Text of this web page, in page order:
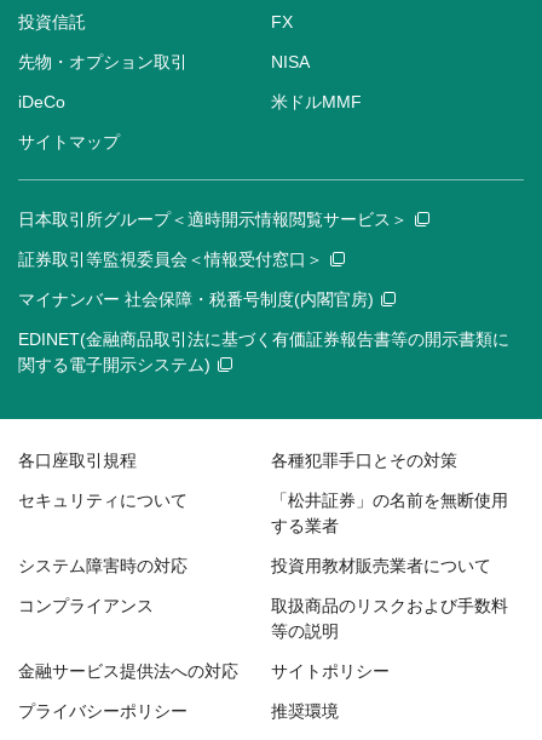
投資信託 FX
先物・オプション取引 NISA
iDeCo 米ドルMMF
サイトマップ
日本取引所グループ＜適時開示情報閲覧サービス＞
証券取引等監視委員会＜情報受付窓口＞
マイナンバー 社会保障・税番号制度(内閣官房)
EDINET(金融商品取引法に基づく有価証券報告書等の開示書類に
関する電子開示システム)
各口座取引規程 各種犯罪手口とその対策
セキュリティについて
「松井証券」の名前を無断使用
する業者
システム障害時の対応 投資用教材販売業者について
コンプライアンス
取扱商品のリスクおよび手数料
等の説明
金融サービス提供法への対応 サイトポリシー
プライバシーポリシー 推奨環境